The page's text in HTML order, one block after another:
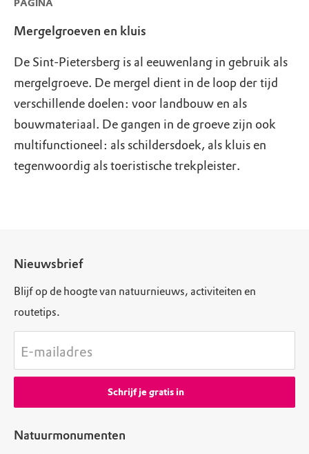
PAGINA
Mergelgroeven en kluis
De Sint-Pietersberg is al eeuwenlang in gebruik als
mergelgroeve. De mergel dient in de loop der tijd
verschillende doelen: voor landbouw en als
bouwmateriaal. De gangen in de groeve zijn ook
multifunctioneel: als schildersdoek, als kluis en
tegenwoordig als toeristische trekpleister.
Natuurmonumenten
Nieuwsbrief
Blijf op de hoogte van natuurnieuws, activiteiten en
routetips.
E-mailadres
Schrijf je gratis in